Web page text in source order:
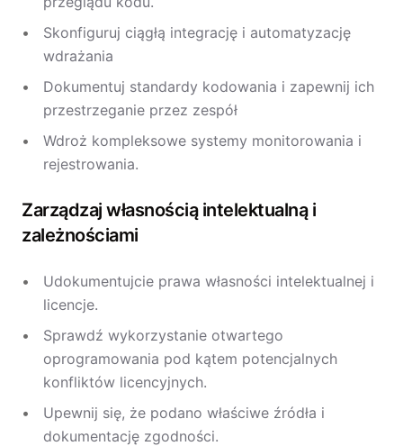
Skonfiguruj ciągłą integrację i automatyzację
wdrażania
Dokumentuj standardy kodowania i zapewnij ich
przestrzeganie przez zespół
Wdroż kompleksowe systemy monitorowania i
rejestrowania.
Zarządzaj własnością intelektualną i
zależnościami
Udokumentujcie prawa własności intelektualnej i
licencje.
Sprawdź wykorzystanie otwartego
oprogramowania pod kątem potencjalnych
konfliktów licencyjnych.
Upewnij się, że podano właściwe źródła i
dokumentację zgodności.